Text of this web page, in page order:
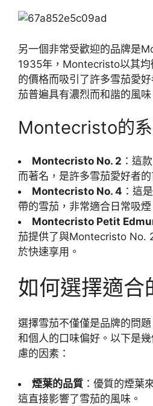
另一個非常受歡迎的品牌是
1935年，Montecristo以其均
的價格而吸引了許多雪茄愛
茄普遍具有濃烈而和諧的風味
Montecristo的
Montecristo No. 2 ：這
而著名，是許多雪茄愛好者的
Montecristo No. 4 ：這
帶的雪茄，非常適合日常吸煙
Montecristo Petit
茄提供了與Montecristo No.
於快速享用。
如何選擇適合
選擇雪茄不僅僅是品牌的問
和個人的口味偏好。以下是
慮的因素：
煙葉的品質 ：優質的煙葉
這直接影響了雪茄的風味。